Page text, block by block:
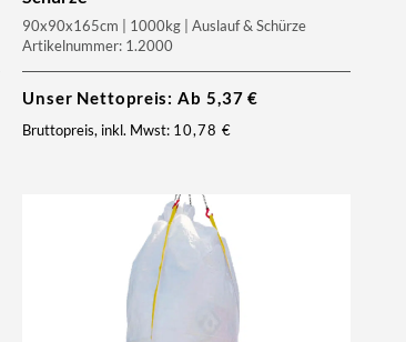
90x90x165cm | 1000kg | Auslauf & Schürze
Artikelnummer: 1.2000
Unser Nettopreis: Ab 5,37€
Bruttopreis, inkl. Mwst: 10,78 €